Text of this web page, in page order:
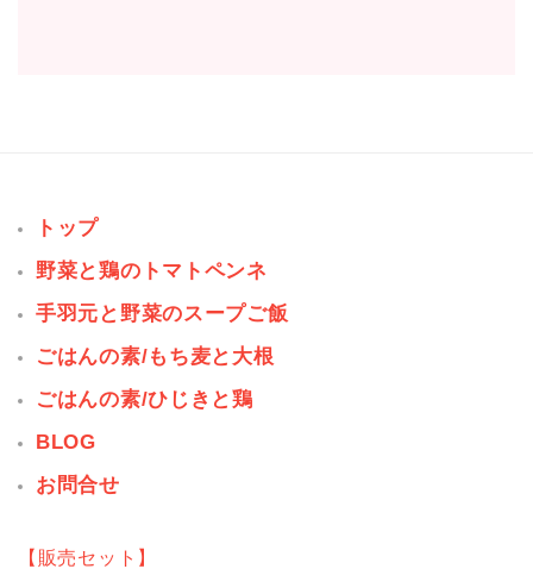
トップ
野菜と鶏のトマトペンネ
手羽元と野菜のスープご飯
ごはんの素/もち麦と大根
ごはんの素/ひじきと鶏
BLOG
お問合せ
【販売セット】